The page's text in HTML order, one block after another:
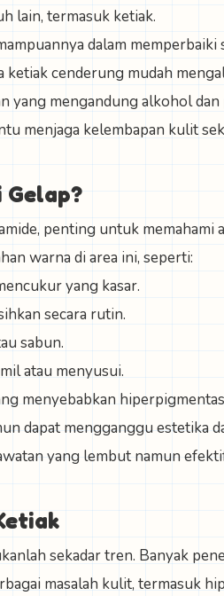
lain, termasuk ketiak.
dalam
cenderung mudah
yang mengandung alkohol
menjaga kelembapan kulit
Gelap?
penting untuk memahami
warna di area ini, seperti:
yang kasar.
secara rutin.
sabun.
atau menyusui.
menyebabkan
dapat mengganggu estetika
yang lembut namun
sekadar tren. Banyak
masalah kulit, termasuk